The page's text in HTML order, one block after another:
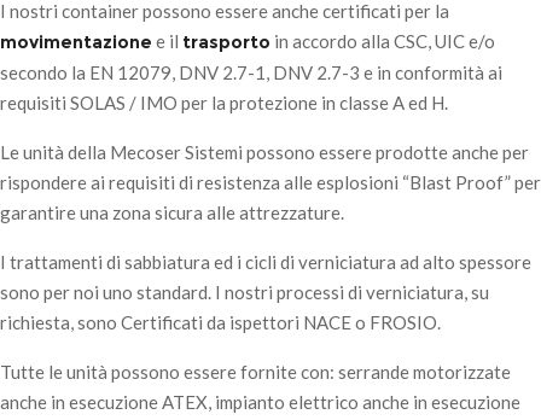
I nostri container possono essere anche certificati per la
movimentazione e il trasporto in accordo alla CSC, UIC e/o
secondo la EN 12079, DNV 2.7-1, DNV 2.7-3 e in conformità ai
requisiti SOLAS / IMO per la protezione in classe A ed H.
Le unità della Mecoser Sistemi possono essere prodotte anche per
rispondere ai requisiti di resistenza alle esplosioni “Blast Proof” per
garantire una zona sicura alle attrezzature.
I trattamenti di sabbiatura ed i cicli di verniciatura ad alto spessore
sono per noi uno standard. I nostri processi di verniciatura, su
richiesta, sono Certificati da ispettori NACE o FROSIO.
Tutte le unità possono essere fornite con: serrande motorizzate
anche in esecuzione ATEX, impianto elettrico anche in esecuzione